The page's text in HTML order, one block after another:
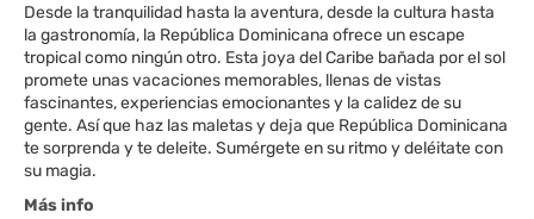
Desde la tranquilidad hasta la aventura, desde la cultura hasta
la gastronomía, la República Dominicana ofrece un escape
tropical como ningún otro. Esta joya del Caribe bañada por el sol
promete unas vacaciones memorables, llenas de vistas
fascinantes, experiencias emocionantes y la calidez de su
gente. Así que haz las maletas y deja que República Dominicana
te sorprenda y te deleite. Sumérgete en su ritmo y deléitate con
su magia.
Más info